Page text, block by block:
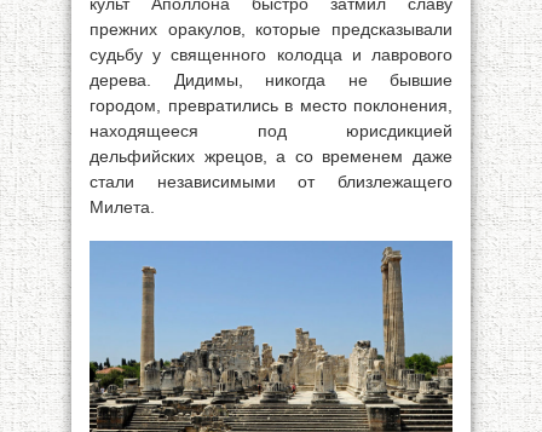
прежних оракулов, которые предсказывали
судьбу у священного колодца и лаврового
дерева. Дидимы, никогда не бывшие
городом, превратились в место поклонения,
находящееся под юрисдикцией
дельфийских жрецов, а со временем даже
стали независимыми от близлежащего
Милета.